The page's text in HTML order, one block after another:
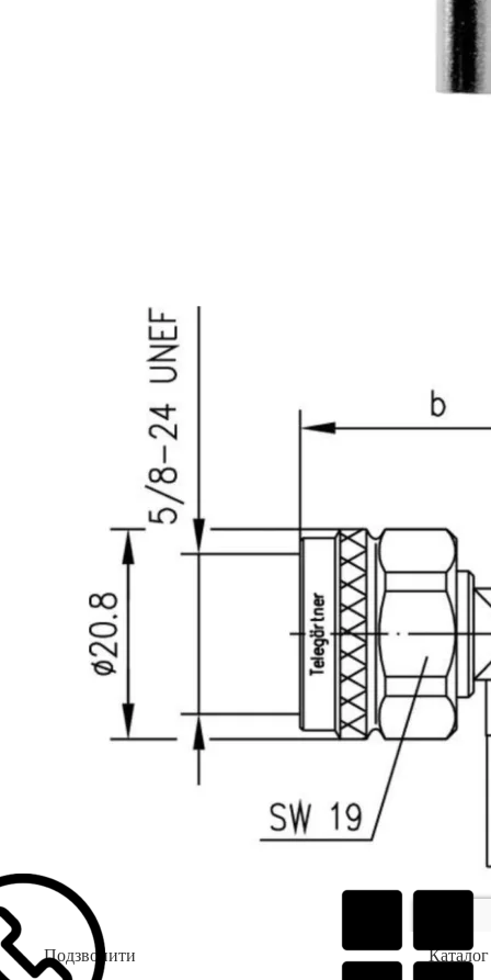
Подзвонити Каталог